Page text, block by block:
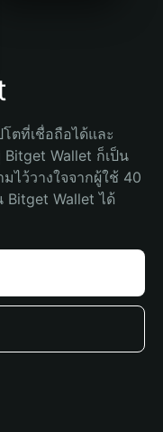
ตที่เชื่อถือได้และ
Wallet ก็เป็น
ไว้วางใจจากผู้ใช้ 40
Wallet ได้